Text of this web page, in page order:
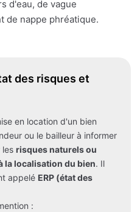
d'eau, de vague
de nappe phréatique.
des risques et
en location d'un bien
ou le bailleur à informer
les risques naturels ou
la localisation du bien. Il
appelé ERP (état des
: